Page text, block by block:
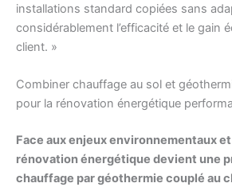
installations standard copiées sans
considérablement l’efficacité et le gain
client. »
Combiner chauffage au sol et
pour la rénovation énergétique
Face aux enjeux environnementaux
rénovation énergétique devient une
chauffage par géothermie couplé au